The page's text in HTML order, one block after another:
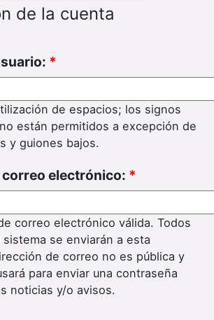
de la cuenta
*
de espacios; los signos
están permitidos a excepción de
y guiones bajos.
electrónico: *
correo electrónico válida. Todos
se enviarán a esta
de correo no es pública y
para enviar una contraseña
noticias y/o avisos.